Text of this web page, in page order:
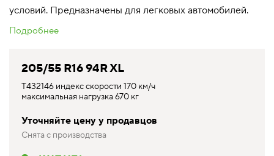
условий. Предназначены для легковых автомобилей.
Подробнее
205/55 R16 94R XL
T432146 индекс скорости 170 км/ч
максимальная нагрузка 670 кг
Уточняйте цену у продавцов
Снята с производства